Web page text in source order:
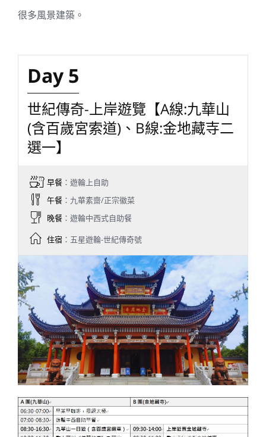
很多風景建築。
Day 5
世紀傳奇-上岸遊覽【A線:九華山
(含百歲宮索道)、B線:金地藏寺二
選一】
早餐 ：遊輪上自助
午餐 ：九華素齋/正宗徽菜
晚餐 ：遊輪中西式自助餐
住宿 ：五星遊輪-世紀傳奇號